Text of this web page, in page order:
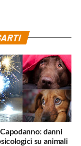
danni
su animali